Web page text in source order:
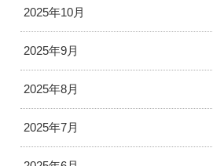
2025年10月
2025年9月
2025年8月
2025年7月